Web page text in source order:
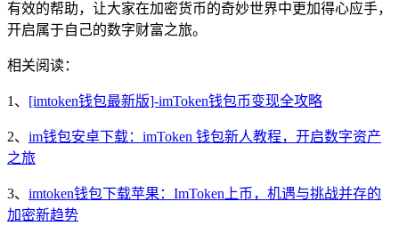
有效的帮助，让大家在加密货币的奇妙世界中更加得心应手，
开启属于自己的数字财富之旅。
相关阅读：
1、 [imtoken钱包最新版]-imToken钱包币变现全攻略
2、 im钱包安卓下载：imToken 钱包新人教程，开启数字资产
之旅
3、 imtoken钱包下载苹果：ImToken上币，机遇与挑战并存的
加密新趋势